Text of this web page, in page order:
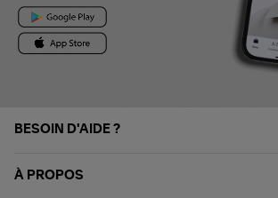
BESOIN D'AIDE ?
À PROPOS